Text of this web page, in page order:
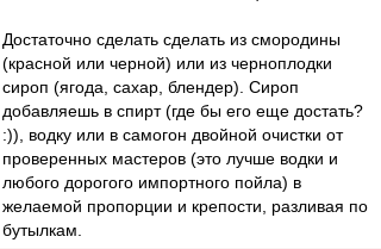
Достаточно сделать сделать из смородины
(красной или черной) или из черноплодки
сироп (ягода, сахар, блендер). Сироп
добавляешь в спирт (где бы его еще достать?
:)), водку или в самогон двойной очистки от
проверенных мастеров (это лучше водки и
любого дорогого импортного пойла) в
желаемой пропорции и крепости, разливая по
бутылкам.